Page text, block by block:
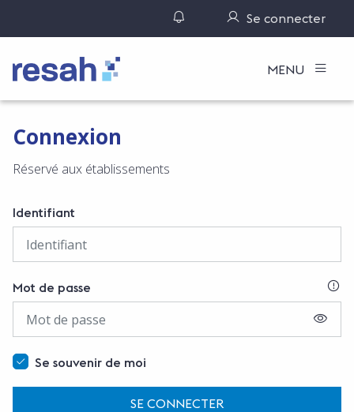
Gérer ses notifications
Se connecter
Logo Resah MENU
Connexion
Réservé aux établissements
Identifiant
Mot de passe
Se souvenir de moi
SE CONNECTER